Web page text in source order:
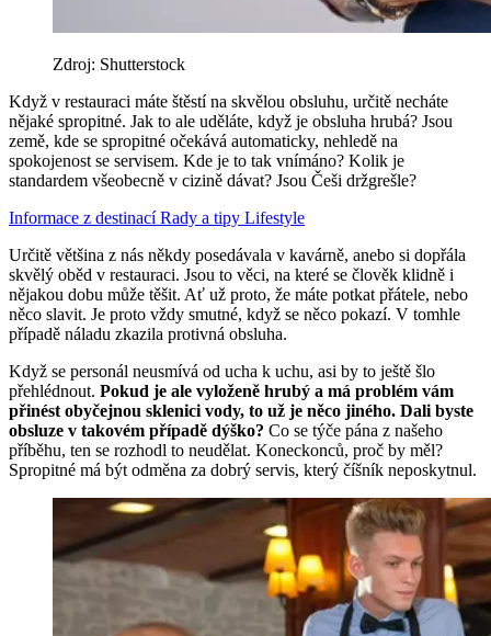
Zdroj: Shutterstock
Když v restauraci máte štěstí na skvělou obsluhu, určitě necháte
nějaké spropitné. Jak to ale uděláte, když je obsluha hrubá? Jsou
země, kde se spropitné očekává automaticky, nehledě na
spokojenost se servisem. Kde je to tak vnímáno? Kolik je
standardem všeobecně v cizině dávat? Jsou Češi držgrešle?
Informace z destinacíRady a tipy Lifestyle
Určitě většina z nás někdy posedávala v kavárně, anebo si dopřála
skvělý oběd v restauraci. Jsou to věci, na které se člověk klidně i
nějakou dobu může těšit. Ať už proto, že máte potkat přátele, nebo
něco slavit. Je proto vždy smutné, když se něco pokazí. V tomhle
případě náladu zkazila protivná obsluha.
Když se personál neusmívá od ucha k uchu, asi by to ještě šlo
přehlédnout. Pokud je ale vyloženě hrubý a má problém vám
přinést obyčejnou sklenici vody, to už je něco jiného. Dali byste
obsluze v takovém případě dýško? Co se týče pána z našeho
příběhu, ten se rozhodl to neudělat. Koneckonců, proč by měl?
Spropitné má být odměna za dobrý servis, který číšník neposkytnul.